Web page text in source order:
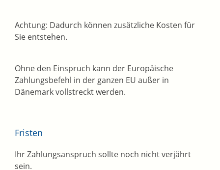
Achtung: Dadurch können zusätzliche Kosten für
Sie entstehen.
Ohne den Einspruch kann der Europäische
Zahlungsbefehl in der ganzen EU außer in
Dänemark vollstreckt werden.
Fristen
Ihr Zahlungsanspruch sollte noch nicht verjährt
sein.